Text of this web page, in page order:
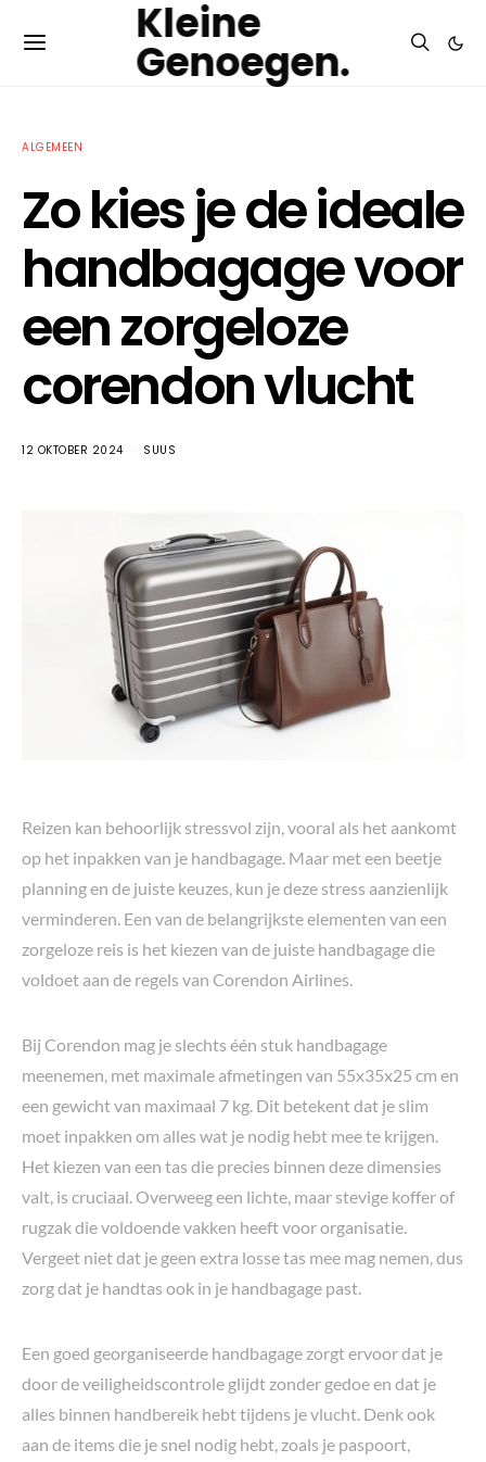
Kleine
Genoegen.
ALGEMEEN
Zo kies je de ideale
handbagage voor
een zorgeloze
corendon vlucht
12 OKTOBER 2024 SUUS
Reizen kan behoorlijk stressvol zijn, vooral als het aankomt
op het inpakken van je handbagage. Maar met een beetje
planning en de juiste keuzes, kun je deze stress aanzienlijk
verminderen. Een van de belangrijkste elementen van een
zorgeloze reis is het kiezen van de juiste handbagage die
voldoet aan de regels van Corendon Airlines.
Bij Corendon mag je slechts één stuk handbagage
meenemen, met maximale afmetingen van 55x35x25 cm en
een gewicht van maximaal 7 kg. Dit betekent dat je slim
moet inpakken om alles wat je nodig hebt mee te krijgen.
Het kiezen van een tas die precies binnen deze dimensies
valt, is cruciaal. Overweeg een lichte, maar stevige koffer of
rugzak die voldoende vakken heeft voor organisatie.
Vergeet niet dat je geen extra losse tas mee mag nemen, dus
zorg dat je handtas ook in je handbagage past.
Een goed georganiseerde handbagage zorgt ervoor dat je
door de veiligheidscontrole glijdt zonder gedoe en dat je
alles binnen handbereik hebt tijdens je vlucht. Denk ook
aan de items die je snel nodig hebt, zoals je paspoort,